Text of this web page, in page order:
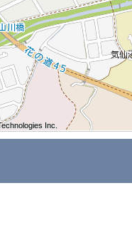
Inc.
Inc.
Inc.
Inc.
Inc.
Inc.
Inc.
Inc.
Inc.